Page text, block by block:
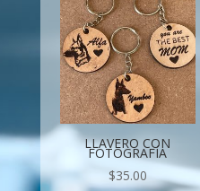
LLAVERO CON
FOTOGRAFÍA
$35.00